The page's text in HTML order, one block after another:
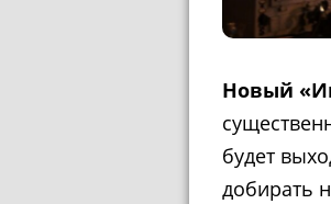
Новый
будет
добирать